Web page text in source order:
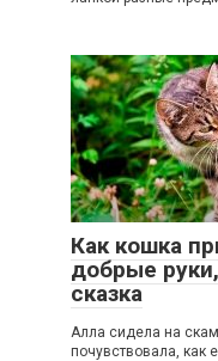
Как кошка
добрые
сказка
Алла сидела на
почувствовала, как